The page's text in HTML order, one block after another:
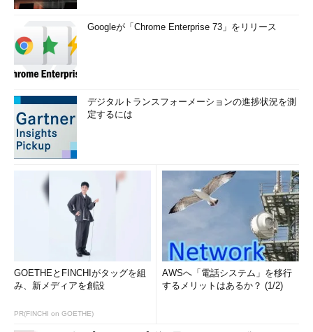
Googleが「Chrome Enterprise 73」をリリース
デジタルトランスフォーメーションの進捗状況を測
定するには
GOETHEとFINCHIがタッグを組
み、新メディアを創設
PR(FINCHI on GOETHE)
AWSへ「電話システム」を移行
するメリットはあるか？ (1/2)